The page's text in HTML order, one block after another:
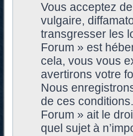
Vous acceptez
vulgaire,
transgresser les
Forum » est
cela, vous vous
avertirons votre
Nous
de ces
Forum » ait le
quel sujet à